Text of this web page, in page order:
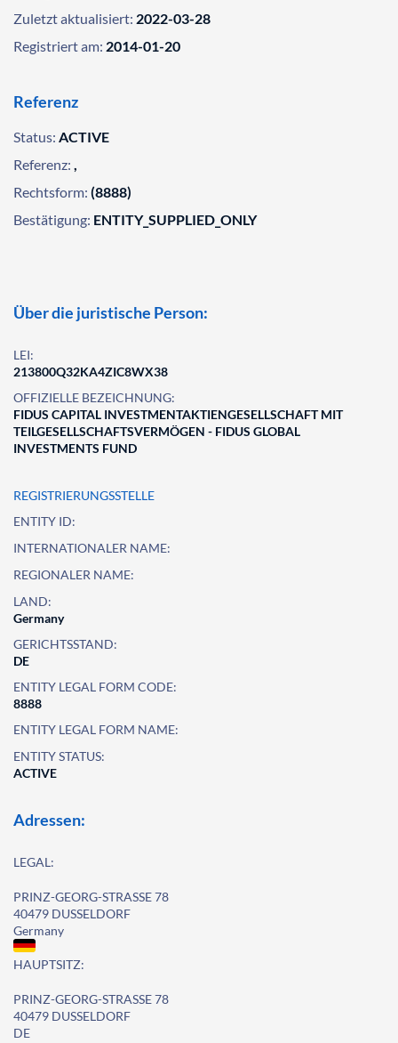
Zuletzt aktualisiert: 2022-03-28
Registriert am: 2014-01-20
Referenz
Status: ACTIVE
Referenz: ,
Rechtsform: (8888)
Bestätigung: ENTITY_SUPPLIED_ONLY
Über die juristische Person:
LEI:
213800Q32KA4ZIC8WX38
OFFIZIELLE BEZEICHNUNG:
FIDUS CAPITAL INVESTMENTAKTIENGESELLSCHAFT MIT
TEILGESELLSCHAFTSVERMÖGEN - FIDUS GLOBAL
INVESTMENTS FUND
REGISTRIERUNGSSTELLE
ENTITY ID:
INTERNATIONALER NAME:
REGIONALER NAME:
LAND:
Germany
GERICHTSSTAND:
DE
ENTITY LEGAL FORM CODE:
8888
ENTITY LEGAL FORM NAME:
ENTITY STATUS:
ACTIVE
Adressen:
LEGAL:
PRINZ-GEORG-STRASSE 78
40479 DUSSELDORF
Germany
HAUPTSITZ:
PRINZ-GEORG-STRASSE 78
40479 DUSSELDORF
DE